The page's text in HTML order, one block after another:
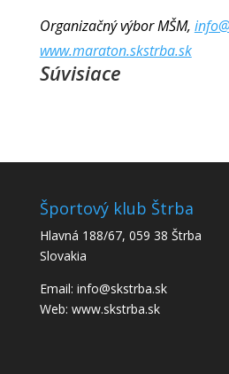
Organizačný výbor MŠM,
www.maraton.skstrba.sk
Súvisiace
Športový klub Štrba
Hlavná 188/67, 059 38 Štrba
Slovakia
Email: info@skstrba.sk
Web: www.skstrba.sk